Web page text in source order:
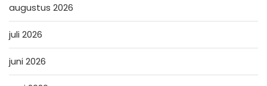
augustus 2026
juli 2026
juni 2026